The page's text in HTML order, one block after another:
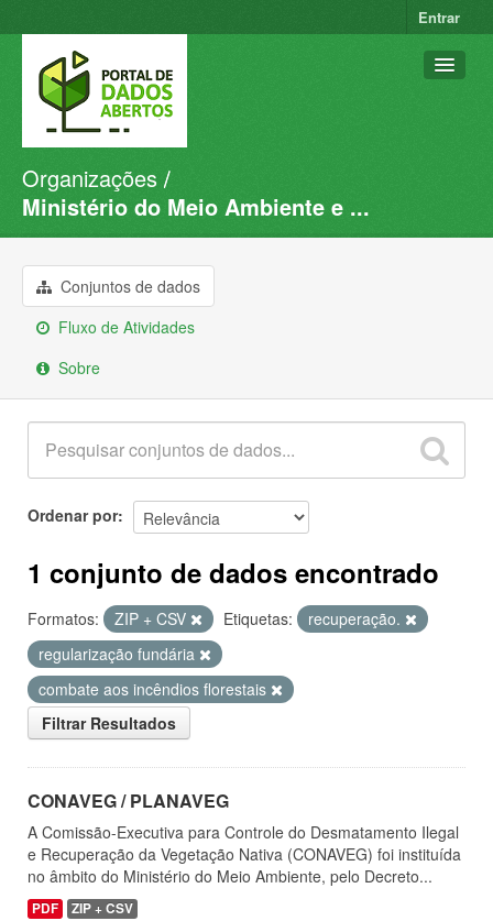
Entrar
Conjuntos de dados
Organizações
Sobre
Organizações
Ministério do Meio Ambiente e ...
Conjuntos de dados
Fluxo de Atividades
Sobre
Ordenar por
1 conjunto de dados encontrado
Formatos: ZIP + CSV Etiquetas:
recuperação.
regularização fundária
combate aos incêndios florestais
Filtrar Resultados
CONAVEG / PLANAVEG
A Comissão-Executiva para Controle do Desmatamento Ilegal
e Recuperação da Vegetação Nativa (CONAVEG) foi instituída
no âmbito do Ministério do Meio Ambiente, pelo Decreto...
PDF ZIP + CSV